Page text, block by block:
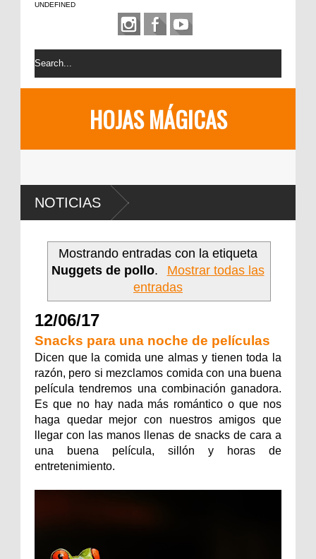
UNDEFINED
HOJAS MÁGICAS
NOTICIAS
Mostrando entradas con la etiqueta
Nuggets de pollo.
Mostrar todas las
entradas
12/06/17
Snacks para una noche de películas
Dicen que la comida une almas y tienen toda la
razón, pero si mezclamos comida con una buena
película tendremos una combinación ganadora.
Es que no hay nada más romántico o que nos
haga quedar mejor con nuestros amigos que
llegar con las manos llenas de snacks de cara a
una buena película, sillón y horas de
entretenimiento.